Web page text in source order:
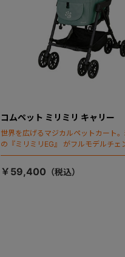
コムペット ミリミリ キャリー
世界を広げるマジカルペットカート
の『ミリミリEG』 がフルモデルチェ
「マジカルフォールディング」搭載
￥59,400